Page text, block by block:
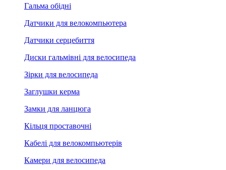
Гальма обідні
Датчики для велокомпьютера
Датчики серцебиття
Диски гальмівні для велосипеда
Зірки для велосипеда
Заглушки керма
Замки для ланцюга
Кільця проставочні
Кабелі для велокомпьютерів
Камери для велосипеда